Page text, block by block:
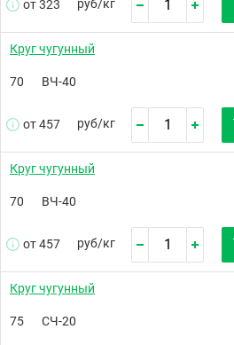
от 323 руб/кг
Круг чугунный
70 ВЧ-40
от 457 руб/кг
Круг чугунный
70 ВЧ-40
от 457 руб/кг
Круг чугунный
75 СЧ-20